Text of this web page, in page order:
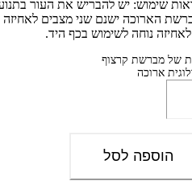
שימוש: יש להבריש את העור
הארוכה ישנם שני מצבים
נוחה לשימוש בכף היד.
של מברשת קרצוף
ארוכה
הוספה לסל